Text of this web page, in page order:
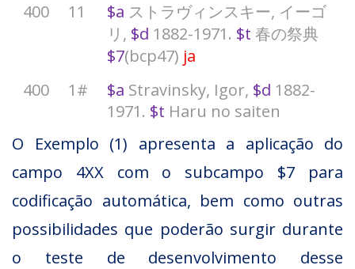
400
11 $a ストラヴィンスキー, イーゴ
リ, $d 1882-1971. $t 春の祭典
$7(bcp47) ja
400
1# $a Stravinsky, Igor, $d 1882-
1971. $t Haru no saiten
O Exemplo (1) apresenta a aplicação do
campo 4XX com o subcampo $7 para
codificação automática, bem como outras
possibilidades que poderão surgir durante
o teste de desenvolvimento desse